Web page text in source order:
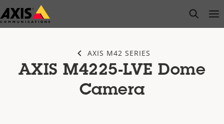
Zum
Hauptinhalt
open
AXIS M42 SERIES
AXIS M4225-LVE Dome
Camera